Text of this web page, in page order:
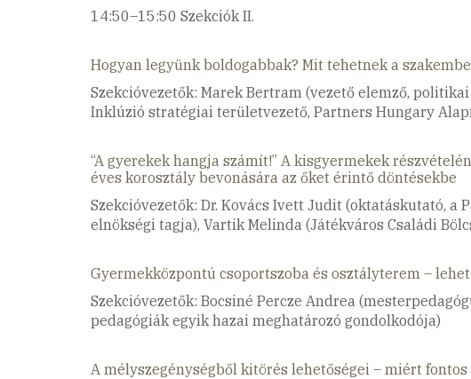
14:50–15:50 Szekciók II.
Hogyan legyünk boldogabbak? Mit tehetnek a
Szekcióvezetők: Marek Bertram (vezető elemző,
Inklúzió stratégiai területvezető, Partners Hungary
“A gyerekek hangja számít!” A kisgyermekek
éves korosztály bevonására az őket érintő döntésekbe
Szekcióvezetők: Dr. Kovács Ivett Judit (oktatáskutató,
elnökségi tagja), Vartik Melinda (Játékváros Családi
Gyermekközpontú csoportszoba és osztályterem –
Szekcióvezetők: Bocsiné Percze Andrea
pedagógiák egyik hazai meghatározó gondolkodója)
A mélyszegénységből kitörés lehetőségei – miért